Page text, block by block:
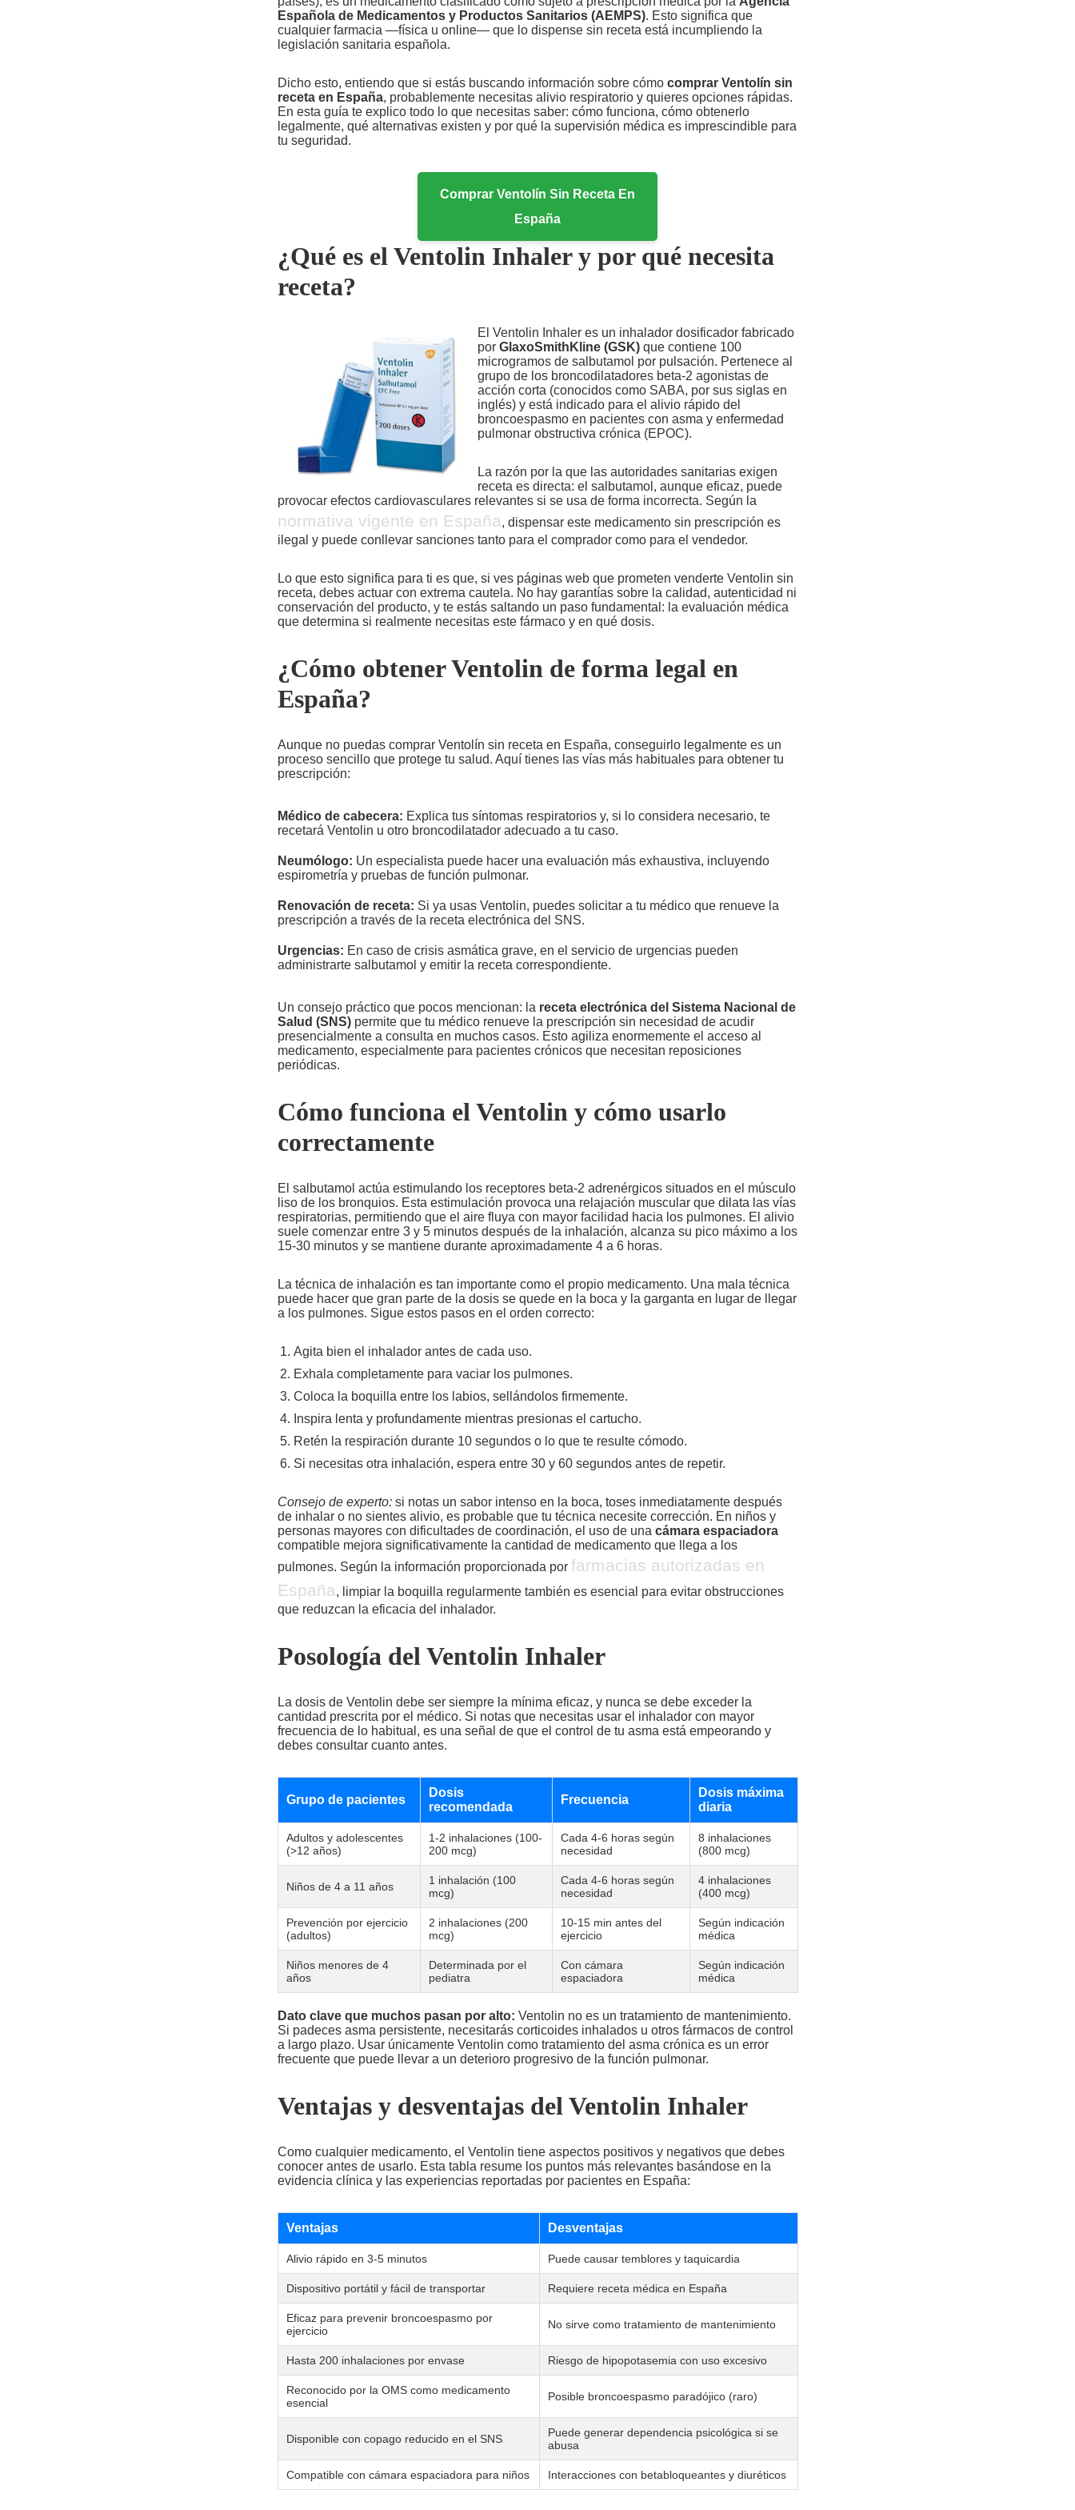
Española de Medicamentos y Productos Sanitarios (AEMPS). Esto significa que
cualquier farmacia —física u online— que lo dispense sin receta está incumpliendo la
legislación sanitaria española.
Dicho esto, entiendo que si estás buscando información sobre cómo comprar Ventolín sin
receta en España, probablemente necesitas alivio respiratorio y quieres opciones rápidas.
En esta guía te explico todo lo que necesitas saber: cómo funciona, cómo obtenerlo
legalmente, qué alternativas existen y por qué la supervisión médica es imprescindible para
tu seguridad.
Comprar Ventolín Sin Receta En
España
¿Qué es el Ventolin Inhaler y por qué necesita
receta?
El Ventolin Inhaler es un inhalador dosificador fabricado
por GlaxoSmithKline (GSK)que contiene 100
microgramos de salbutamol por pulsación. Pertenece al
grupo de los broncodilatadores beta-2 agonistas de
acción corta (conocidos como SABA, por sus siglas en
inglés) y está indicado para el alivio rápido del
broncoespasmo en pacientes con asma y enfermedad
pulmonar obstructiva crónica (EPOC).
La razón por la que las autoridades sanitarias exigen
receta es directa: el salbutamol, aunque eficaz, puede
provocar efectos cardiovasculares relevantes si se usa de forma incorrecta. Según la
normativa vigente en España, dispensar este medicamento sin prescripción es
ilegal y puede conllevar sanciones tanto para el comprador como para el vendedor.
Lo que esto significa para ti es que, si ves páginas web que prometen venderte Ventolin sin
receta, debes actuar con extrema cautela. No hay garantías sobre la calidad, autenticidad ni
conservación del producto, y te estás saltando un paso fundamental: la evaluación médica
que determina si realmente necesitas este fármaco y en qué dosis.
¿Cómo obtener Ventolin de forma legal en
España?
Aunque no puedas comprar Ventolín sin receta en España, conseguirlo legalmente es un
proceso sencillo que protege tu salud. Aquí tienes las vías más habituales para obtener tu
prescripción:
Médico de cabecera: Explica tus síntomas respiratorios y, si lo considera necesario, te
recetará Ventolin u otro broncodilatador adecuado a tu caso.
Neumólogo: Un especialista puede hacer una evaluación más exhaustiva, incluyendo
espirometría y pruebas de función pulmonar.
Renovación de receta: Si ya usas Ventolin, puedes solicitar a tu médico que renueve la
prescripción a través de la receta electrónica del SNS.
Urgencias: En caso de crisis asmática grave, en el servicio de urgencias pueden
administrarte salbutamol y emitir la receta correspondiente.
Un consejo práctico que pocos mencionan: la receta electrónica del Sistema Nacional de
Salud (SNS)permite que tu médico renueve la prescripción sin necesidad de acudir
presencialmente a consulta en muchos casos. Esto agiliza enormemente el acceso al
medicamento, especialmente para pacientes crónicos que necesitan reposiciones
periódicas.
Cómo funciona el Ventolin y cómo usarlo
correctamente
El salbutamol actúa estimulando los receptores beta-2 adrenérgicos situados en el músculo
liso de los bronquios. Esta estimulación provoca una relajación muscular que dilata las vías
respiratorias, permitiendo que el aire fluya con mayor facilidad hacia los pulmones. El alivio
suele comenzar entre 3 y 5 minutos después de la inhalación, alcanza su pico máximo a los
15-30 minutos y se mantiene durante aproximadamente 4 a 6 horas.
La técnica de inhalación es tan importante como el propio medicamento. Una mala técnica
puede hacer que gran parte de la dosis se quede en la boca y la garganta en lugar de llegar
a los pulmones. Sigue estos pasos en el orden correcto:
Agita bien el inhalador antes de cada uso.
Exhala completamente para vaciar los pulmones.
Coloca la boquilla entre los labios, sellándolos firmemente.
Inspira lenta y profundamente mientras presionas el cartucho.
Retén la respiración durante 10 segundos o lo que te resulte cómodo.
Si necesitas otra inhalación, espera entre 30 y 60 segundos antes de repetir.
Consejo de experto:si notas un sabor intenso en la boca, toses inmediatamente después
de inhalar o no sientes alivio, es probable que tu técnica necesite corrección. En niños y
personas mayores con dificultades de coordinación, el uso de una cámara espaciadora
compatible mejora significativamente la cantidad de medicamento que llega a los
pulmones. Según la información proporcionada por farmacias autorizadas en
España, limpiar la boquilla regularmente también es esencial para evitar obstrucciones
que reduzcan la eficacia del inhalador.
Posología del Ventolin Inhaler
La dosis de Ventolin debe ser siempre la mínima eficaz, y nunca se debe exceder la
cantidad prescrita por el médico. Si notas que necesitas usar el inhalador con mayor
frecuencia de lo habitual, es una señal de que el control de tu asma está empeorando y
debes consultar cuanto antes.
Grupo de pacientes
Dosis
recomendada
Frecuencia
Dosis máxima
diaria
Adultos y adolescentes
(>12 años)
1-2 inhalaciones (100-
200 mcg)
Cada 4-6 horas según
necesidad
8 inhalaciones
(800 mcg)
Niños de 4 a 11 años
1 inhalación (100
mcg)
Cada 4-6 horas según
necesidad
4 inhalaciones
(400 mcg)
Prevención por ejercicio
(adultos)
2 inhalaciones (200
mcg)
10-15 min antes del
ejercicio
Según indicación
médica
Niños menores de 4
años
Determinada por el
pediatra
Con cámara
espaciadora
Según indicación
médica
Dato clave que muchos pasan por alto: Ventolin no es un tratamiento de mantenimiento.
Si padeces asma persistente, necesitarás corticoides inhalados u otros fármacos de control
a largo plazo. Usar únicamente Ventolin como tratamiento del asma crónica es un error
frecuente que puede llevar a un deterioro progresivo de la función pulmonar.
Ventajas y desventajas del Ventolin Inhaler
Como cualquier medicamento, el Ventolin tiene aspectos positivos y negativos que debes
conocer antes de usarlo. Esta tabla resume los puntos más relevantes basándose en la
evidencia clínica y las experiencias reportadas por pacientes en España:
Ventajas Desventajas
Alivio rápido en 3-5 minutos Puede causar temblores y taquicardia
Dispositivo portátil y fácil de transportar Requiere receta médica en España
Eficaz para prevenir broncoespasmo por
ejercicio
No sirve como tratamiento de mantenimiento
Hasta 200 inhalaciones por envase Riesgo de hipopotasemia con uso excesivo
Reconocido por la OMS como medicamento
esencial
Posible broncoespasmo paradójico (raro)
Disponible con copago reducido en el SNS
Puede generar dependencia psicológica si se
abusa
Compatible con cámara espaciadora para niños Interacciones con betabloqueantes y diuréticos